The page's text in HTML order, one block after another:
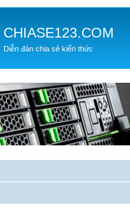
CHIASE123.COM
Diễn đàn chia sẻ kiến thức